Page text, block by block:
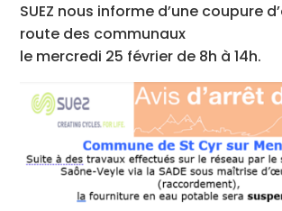
SUEZ nous informe d’une coupure
route des communaux
le mercredi 25 février de 8h à 14h.